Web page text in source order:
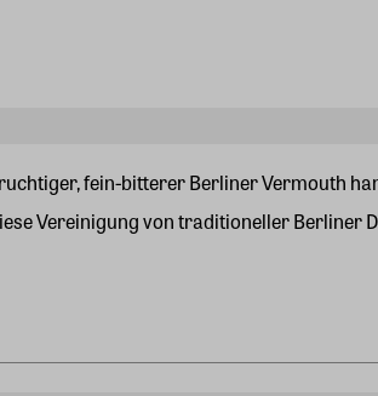
fein-bitterer Berliner Vermouth
Vereinigung von traditioneller Berliner